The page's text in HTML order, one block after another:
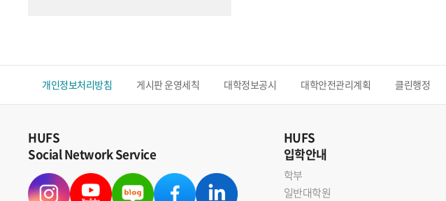
개인정보처리방침 게시판 운영세칙 대학정보공시 대학안전관리계획 클린행정
HUFS
Social Network Service
HUFS
입학안내
학부
일반대학원